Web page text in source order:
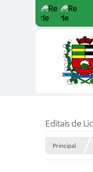
Editais de
Principal